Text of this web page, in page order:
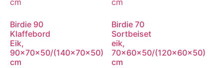
Birdie 90
Klaffebord
Eik,
90x70x50/(140x70x50)
cm
Birdie 70
Sortbeiset
eik,
70x60x50/(120x60x50)
cm